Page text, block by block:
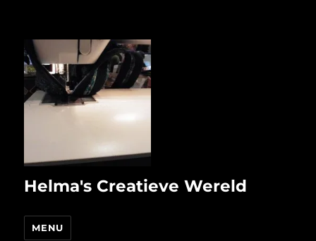
Helma's Creatieve Wereld
MENU